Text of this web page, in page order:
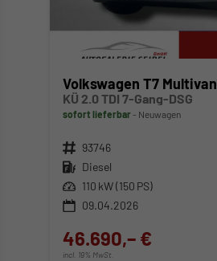
Volkswagen T7 Multivan
KÜ 2.0 TDI 7-Gang-DSG
sofort lieferbar Neuwagen
Fahrzeugnr. 93746
Kraftstoff Diesel
Leistung 110 kW (150 PS)
09.04.2026
46.690,– €
incl. 19% MwSt.